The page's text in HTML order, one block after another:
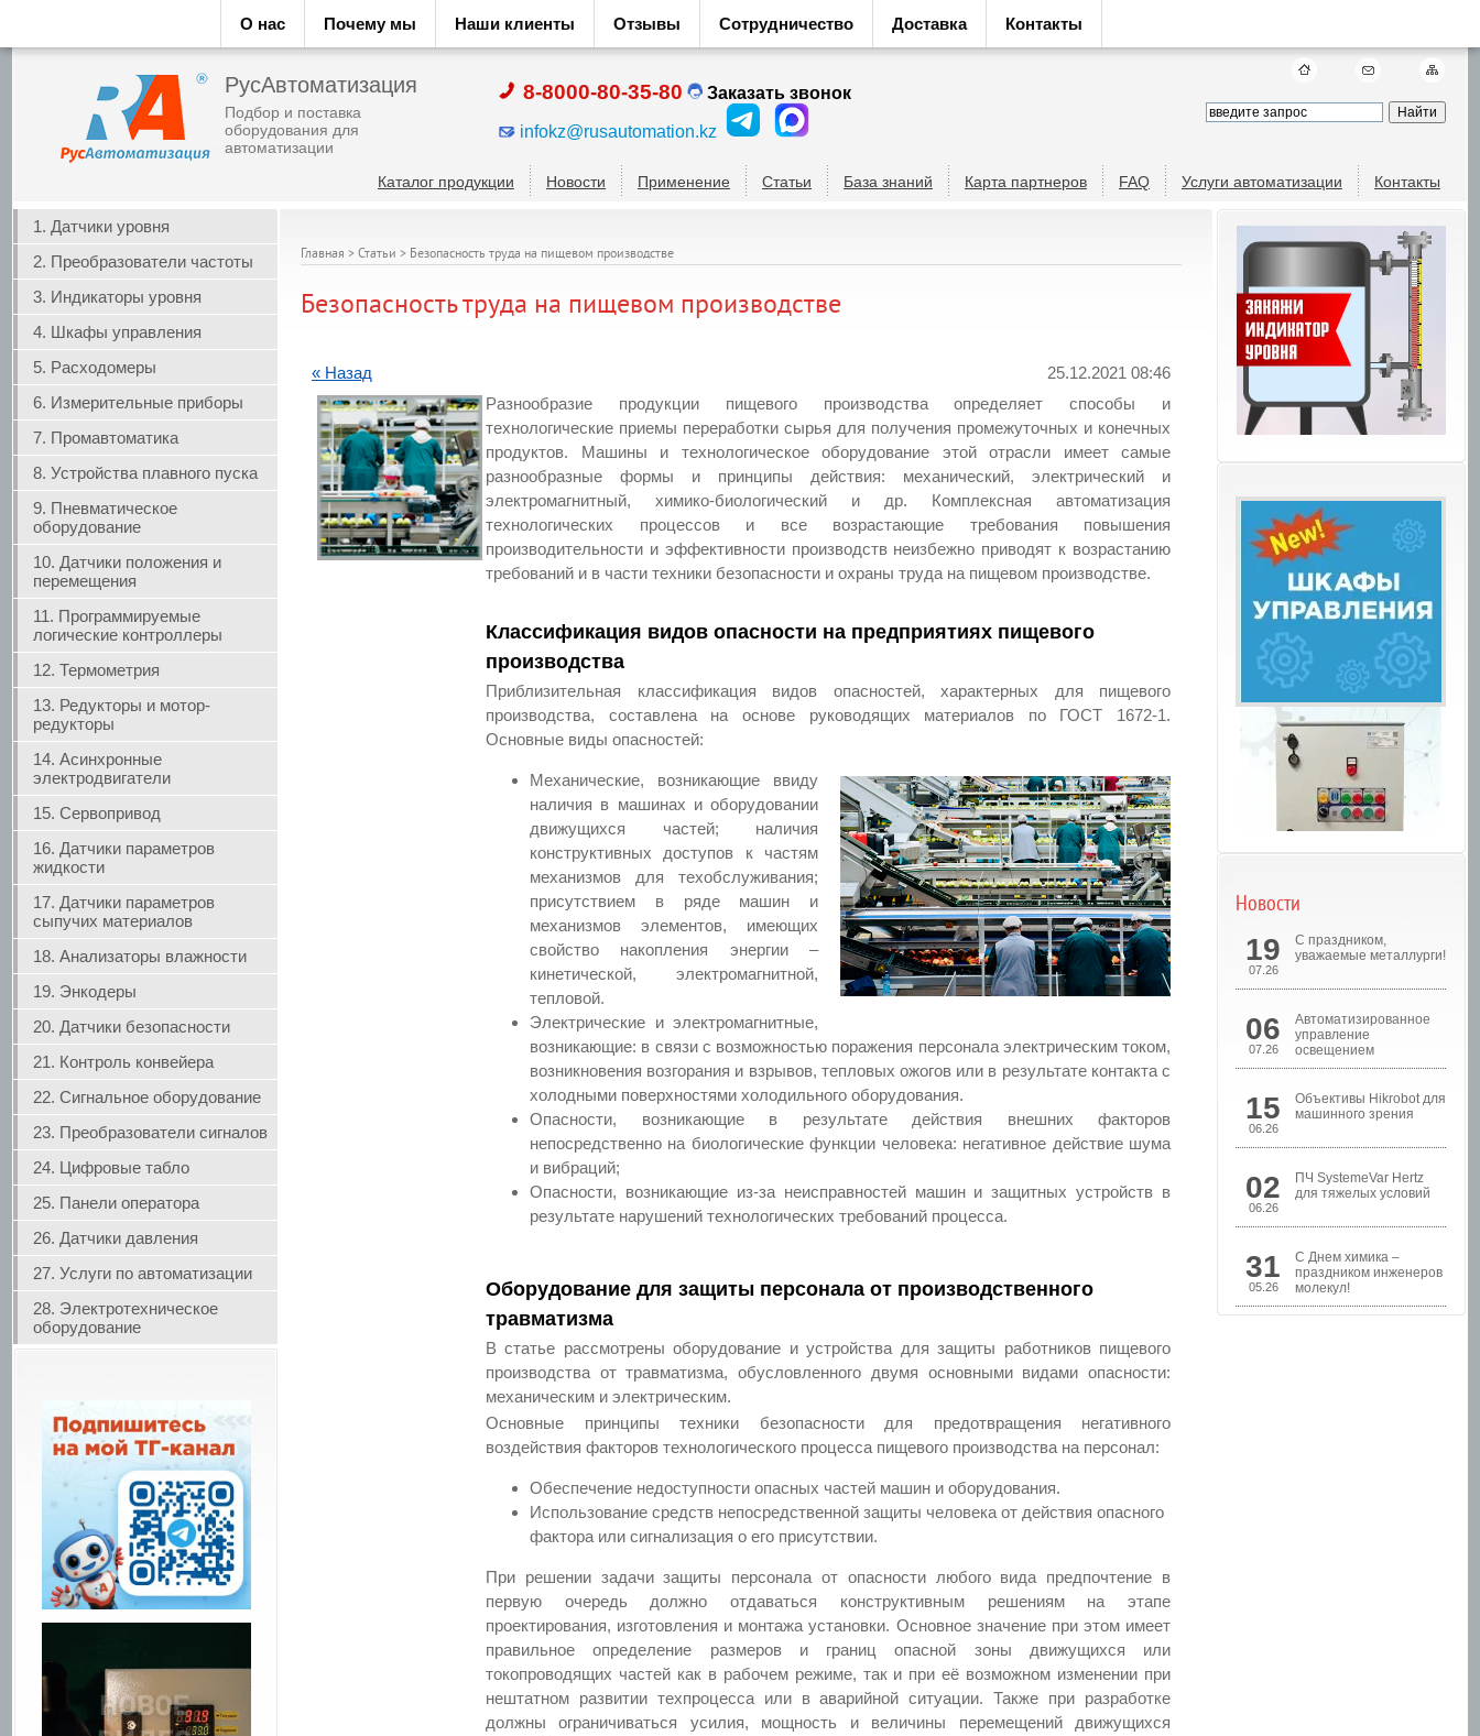
О нас Почему мы Наши клиенты Отзывы Сотрудничество Доставка Контакты
РусАвтоматизация
Подбор и поставка
оборудования для
автоматизации
8-8000-80-35-80 Заказать звонок
infokz@rusautomation.kz
Каталог продукции Новости Применение Статьи База знаний Карта партнеров FAQ Услуги автоматизации Контакты
1. Датчики уровня
2. Преобразователи частоты
3. Индикаторы уровня
4. Шкафы управления
5. Расходомеры
6. Измерительные приборы
7. Промавтоматика
8. Устройства плавного пуска
9. Пневматическое
оборудование
10. Датчики положения и
перемещения
11. Программируемые
логические контроллеры
12. Термометрия
13. Редукторы и мотор-
редукторы
14. Асинхронные
электродвигатели
15. Сервопривод
16. Датчики параметров
жидкости
17. Датчики параметров
сыпучих материалов
18. Анализаторы влажности
19. Энкодеры
20. Датчики безопасности
21. Контроль конвейера
22. Сигнальное оборудование
23. Преобразователи сигналов
24. Цифровые табло
25. Панели оператора
26. Датчики давления
27. Услуги по автоматизации
28. Электротехническое
оборудование
Главная > Статьи > Безопасность труда на пищевом производстве
Безопасность труда на пищевом производстве
« Назад
25.12.2021 08:46
Разнообразие продукции пищевого производства определяет способы и
технологические приемы переработки сырья для получения промежуточных и конечных
продуктов. Машины и технологическое оборудование этой отрасли имеет самые
разнообразные формы и принципы действия: механический, электрический и
электромагнитный, химико-биологический и др. Комплексная автоматизация
технологических процессов и все возрастающие требования повышения
производительности и эффективности производств неизбежно приводят к возрастанию
требований и в части техники безопасности и охраны труда на пищевом производстве.
Классификация видов опасности на предприятиях пищевого
производства
Приблизительная классификация видов опасностей, характерных для пищевого
производства, составлена на основе руководящих материалов по ГОСТ 1672-1.
Основные виды опасностей:
Механические, возникающие ввиду
наличия в машинах и оборудовании
движущихся частей; наличия
конструктивных доступов к частям
механизмов для техобслуживания;
присутствием в ряде машин и
механизмов элементов, имеющих
свойство накопления энергии –
кинетической, электромагнитной,
тепловой.
Электрические и электромагнитные,
возникающие: в связи с возможностью поражения персонала электрическим током,
возникновения возгорания и взрывов, тепловых ожогов или в результате контакта с
холодными поверхностями холодильного оборудования.
Опасности, возникающие в результате действия внешних факторов
непосредственно на биологические функции человека: негативное действие шума
и вибраций;
Опасности, возникающие из-за неисправностей машин и защитных устройств в
результате нарушений технологических требований процесса.
Оборудование для защиты персонала от производственного
травматизма
В статье рассмотрены оборудование и устройства для защиты работников пищевого
производства от травматизма, обусловленного двумя основными видами опасности:
механическим и электрическим.
Основные принципы техники безопасности для предотвращения негативного
воздействия факторов технологического процесса пищевого производства на персонал:
Обеспечение недоступности опасных частей машин и оборудования.
Использование средств непосредственной защиты человека от действия опасного
фактора или сигнализация о его присутствии.
При решении задачи защиты персонала от опасности любого вида предпочтение в
первую очередь должно отдаваться конструктивным решениям на этапе
проектирования, изготовления и монтажа установки. Основное значение при этом имеет
правильное определение размеров и границ опасной зоны движущихся или
токопроводящих частей как в рабочем режиме, так и при её возможном изменении при
нештатном развитии техпроцесса или в аварийной ситуации. Также при разработке
должны ограничиваться усилия, мощность и величины перемещений движущихся
Шкафы управления
насосами
Новости
19
07.26
С праздником,
уважаемые металлурги!
06
07.26
Автоматизированное
управление
освещением
15
06.26
Объективы Hikrobot для
машинного зрения
02
06.26
ПЧ SystemeVar Hertz
для тяжелых условий
31
05.26
С Днем химика –
праздником инженеров
молекул!